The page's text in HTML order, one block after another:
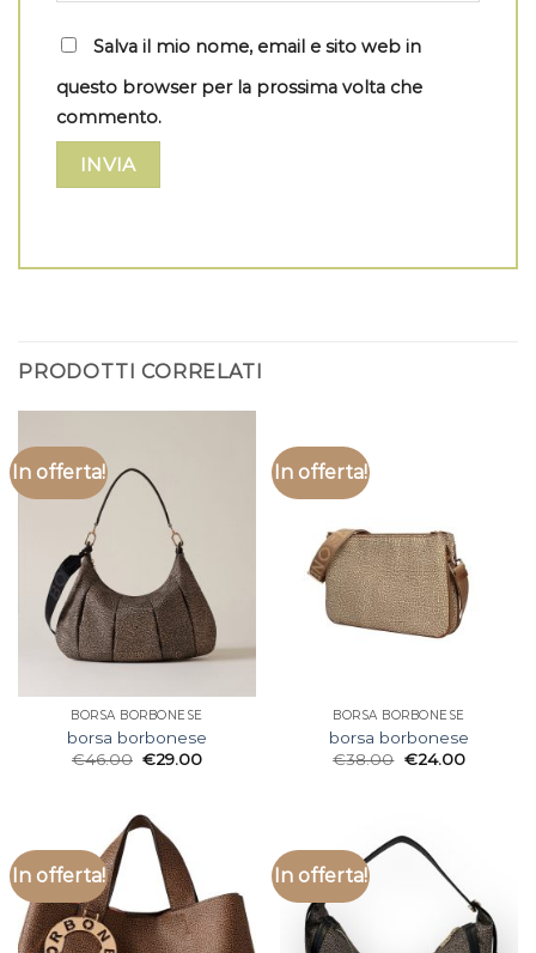
Salva il mio nome, email e sito web in
questo browser per la prossima volta che
commento.
PRODOTTI CORRELATI
In offerta!
BORSA BORBONESE
borsa borbonese
€46.00 €29.00
In offerta!
BORSA BORBONESE
borsa borbonese
€38.00 €24.00
In offerta! In offerta!